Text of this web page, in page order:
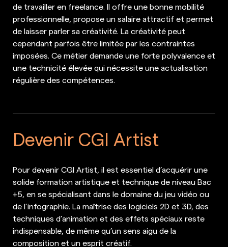
de travailler en freelance. Il offre une bonne mobilité
professionnelle, propose un salaire attractif et permet
de laisser parler sa créativité. La créativité peut
cependant parfois être limitée par les contraintes
imposées. Ce métier demande une forte polyvalence et
une technicité élevée qui nécessite une actualisation
régulière des compétences.
Devenir CGI Artist
Pour devenir CGI Artist, il est essentiel d’acquérir une
solide formation artistique et technique de niveau Bac
+5, en se spécialisant dans le domaine du jeu vidéo ou
de l’infographie. La maîtrise des logiciels 2D et 3D, des
techniques d’animation et des effets spéciaux reste
indispensable, de même qu’un sens aigu de la
composition et un esprit créatif.